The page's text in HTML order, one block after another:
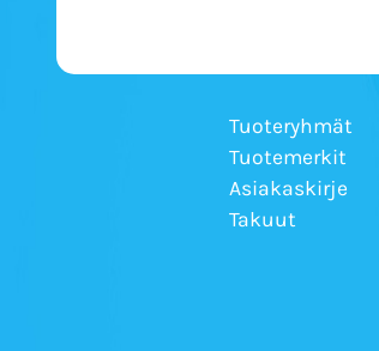
Tuoteryhmät
Tuotemerkit
Asiakaskirje
Takuut